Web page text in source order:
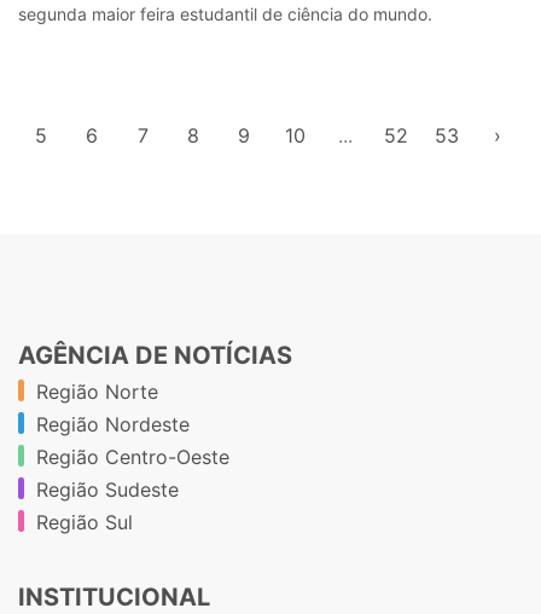
segunda maior feira estudantil de ciência do mundo.
5 6 7 8 9 10 ... 52 53 ›
AGÊNCIA DE NOTÍCIAS
Região Norte
Região Nordeste
Região Centro-Oeste
Região Sudeste
Região Sul
INSTITUCIONAL